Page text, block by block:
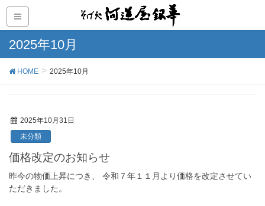
2025年10月
HOME 2025年10月
2025年10月31日
未分類
価格改定のお知らせ
昨今の物価上昇につき、 令和７年１１月より価格を改定させてい
ただきました。